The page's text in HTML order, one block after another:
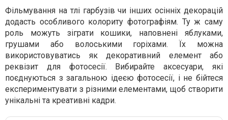
Фільмування на тлі гарбузів чи інших осінніх декорацій
додасть особливого колориту фотографіям. Ту ж саму
роль можуть зіграти кошики, наповнені яблуками,
грушами або волоськими горіхами. Їх можна
використовуватись як декоративний елемент або
реквізит для фотосесії. Вибирайте аксесуари, які
поєднуються з загальною ідеєю фотосесії, і не бійтеся
експериментувати з різними елементами, щоб створити
унікальні та креативні кадри.